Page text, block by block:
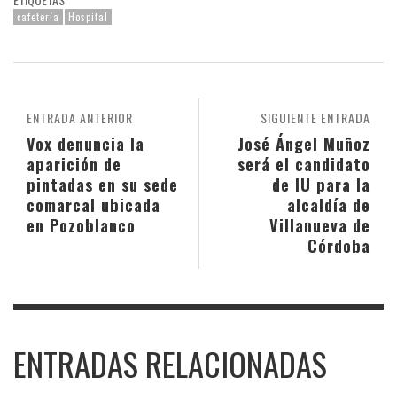
cafetería Hospital
SIGUIENTE ENTRADA
José Ángel Muñoz
será el candidato
de IU para la
alcaldía de
Villanueva de
Córdoba
ENTRADA ANTERIOR
Vox denuncia la
aparición de
pintadas en su sede
comarcal ubicada
en Pozoblanco
ENTRADAS RELACIONADAS